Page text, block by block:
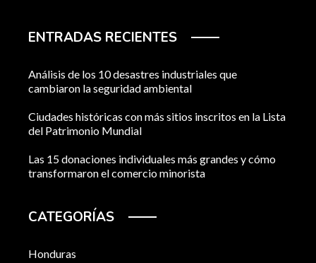
ENTRADAS RECIENTES
Análisis de los 10 desastres industriales que
cambiaron la seguridad ambiental
Ciudades históricas con más sitios inscritos en la Lista
del Patrimonio Mundial
Las 15 donaciones individuales más grandes y cómo
transformaron el comercio minorista
CATEGORÍAS
Honduras